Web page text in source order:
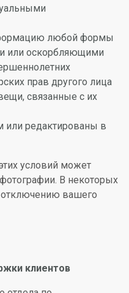
любой формы
или оскорбляющими
прав другого лица
связанные с их
редактированы в
условий может
В некоторых
отключению вашего
клиентов